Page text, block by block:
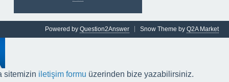
Snow Theme by Q2A Market
Powered by Question2Answer
sitemizin iletişim formu üzerinden bize yazabilirsiniz.